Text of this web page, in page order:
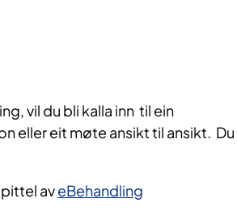
vil du bli kalla inn til ein
eller eit møte ansikt til ansikt. Du
aveBehandling